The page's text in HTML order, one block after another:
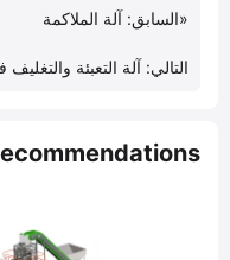
«السابق: آلة الملاكمة
التالي: آلة التعبئة